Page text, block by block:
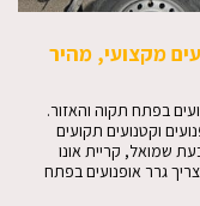
מקצועי, מהיר
קטנועים בפתח תקוה והאזור.
וקטנועים תקועים
רמת גן, גבעת שמואל, קריית אונו
גרר אופנועים בפתח